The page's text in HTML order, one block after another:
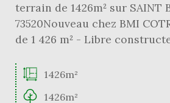
terrain de 1426m² sur SAINT
73520Nouveau chez BMI
de 1 426 m² - Libre
1426m²
1426m²